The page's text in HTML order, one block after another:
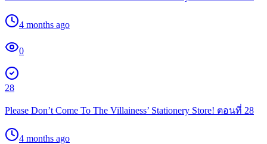
4 months ago
0
28
Please Don’t Come To The Villainess’ Stationery Store! ตอนที่ 28
4 months ago